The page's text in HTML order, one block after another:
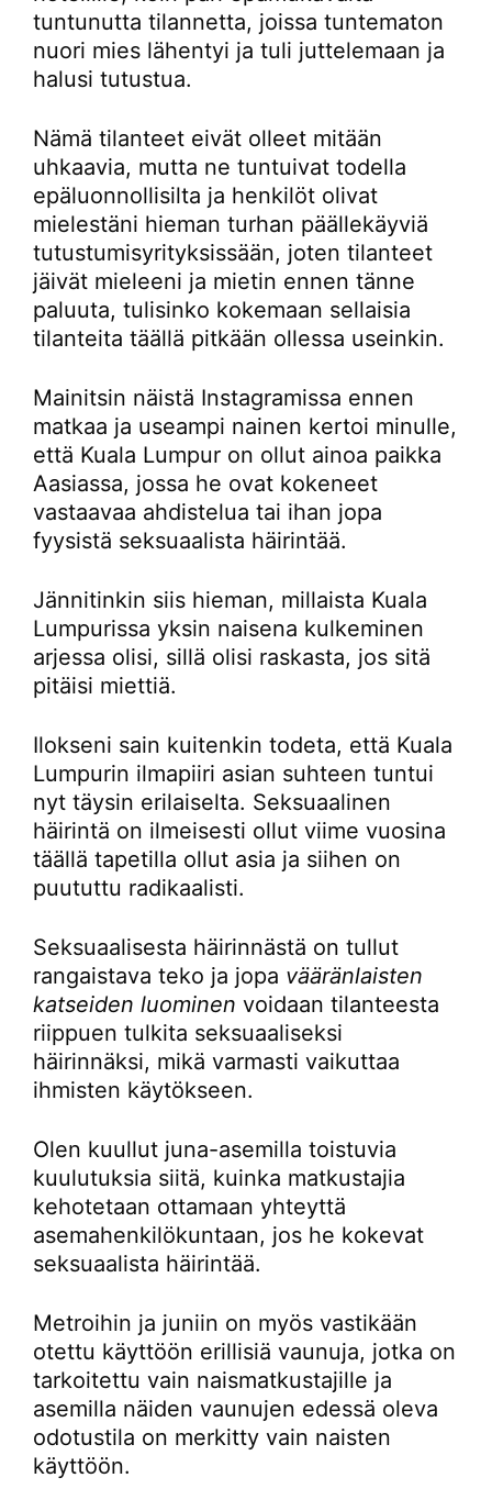
tuntunutta tilannetta, joissa tuntematon
nuori mies lähentyi ja tuli juttelemaan ja
halusi tutustua.
Nämä tilanteet eivät olleet mitään
uhkaavia, mutta ne tuntuivat todella
epäluonnollisilta ja henkilöt olivat
mielestäni hieman turhan päällekäyviä
tutustumisyrityksissään, joten tilanteet
jäivät mieleeni ja mietin ennen tänne
paluuta, tulisinko kokemaan sellaisia
tilanteita täällä pitkään ollessa useinkin.
Mainitsin näistä Instagramissa ennen
matkaa ja useampi nainen kertoi minulle,
että Kuala Lumpur on ollut ainoa paikka
Aasiassa, jossa he ovat kokeneet
vastaavaa ahdistelua tai ihan jopa
fyysistä seksuaalista häirintää.
Jännitinkin siis hieman, millaista Kuala
Lumpurissa yksin naisena kulkeminen
arjessa olisi, sillä olisi raskasta, jos sitä
pitäisi miettiä.
Ilokseni sain kuitenkin todeta, että Kuala
Lumpurin ilmapiiri asian suhteen tuntui
nyt täysin erilaiselta. Seksuaalinen
häirintä on ilmeisesti ollut viime vuosina
täällä tapetilla ollut asia ja siihen on
puututtu radikaalisti.
Seksuaalisesta häirinnästä on tullut
rangaistava teko ja jopa vääränlaisten
katseiden luominen voidaan tilanteesta
riippuen tulkita seksuaaliseksi
häirinnäksi, mikä varmasti vaikuttaa
ihmisten käytökseen.
Olen kuullut juna-asemilla toistuvia
kuulutuksia siitä, kuinka matkustajia
kehotetaan ottamaan yhteyttä
asemahenkilökuntaan, jos he kokevat
seksuaalista häirintää.
Metroihin ja juniin on myös vastikään
otettu käyttöön erillisiä vaunuja, jotka on
tarkoitettu vain naismatkustajille ja
asemilla näiden vaunujen edessä oleva
odotustila on merkitty vain naisten
käyttöön.